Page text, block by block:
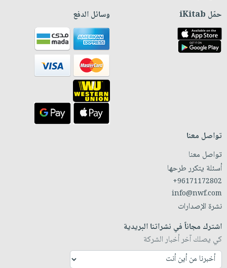
حمّل iKitab وسائل الدفع
تواصل معنا
تواصل معنا
أسئلة يتكرر طرحها
+96171172802
info@nwf.com
نشرة الإصدارات
اشترك مجاناً في نشراتنا البريدية
كي يصلك آخر أخبار الشركة